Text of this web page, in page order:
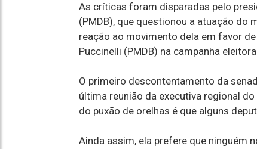
As críticas foram disparadas pelo
(PMDB), que questionou a atuação do
reação ao movimento dela em favor
Puccinelli (PMDB) na campanha
O primeiro descontentamento da
última reunião da executiva regional
do puxão de orelhas é que alguns
Ainda assim, ela prefere que ninguém